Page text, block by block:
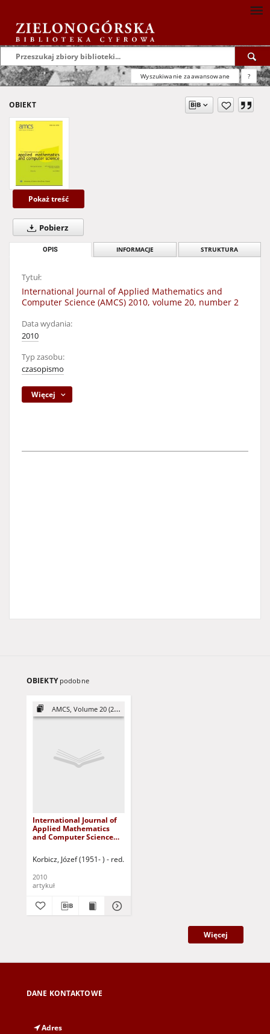
Wyszukiwanie zaawansowane ?
OBIEKT
Pokaż treść
Pobierz
OPIS INFORMACJE STRUKTURA
Tytuł:
International Journal of Applied Mathematics and
Computer Science (AMCS) 2010, volume 20, number 2
Data wydania:
2010
Typ zasobu:
czasopismo
Więcej
OBIEKTY podobne
AMCS, Volume 20 (2010)
International Journal of
Applied Mathematics
and Computer Science
Contents
Korbicz, Józef (1951- ) - red.
2010
artykuł
Więcej
DANE KONTAKTOWE
Adres